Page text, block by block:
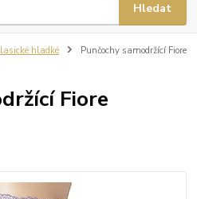
Hledat
hladké
Punčochy samodržící Fiore
Fiore